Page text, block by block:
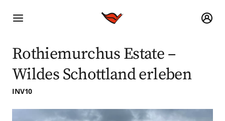
Rothiemurchus Estate –
Wildes Schottland erleben
INV10